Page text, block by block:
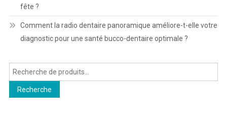
fête ?
Comment la radio dentaire panoramique améliore-t-elle votre
diagnostic pour une santé bucco-dentaire optimale ?
Recherche
pour :
Recherche